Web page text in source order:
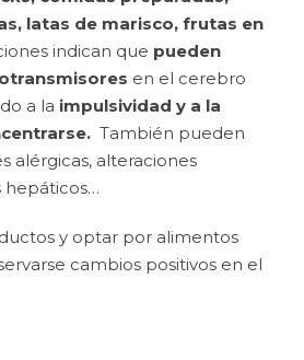
latas de marisco, frutas en
indican que pueden
en el cerebro
a la impulsividad y a la
También pueden
alérgicas, alteraciones
hepáticos…
y optar por alimentos
cambios positivos en el